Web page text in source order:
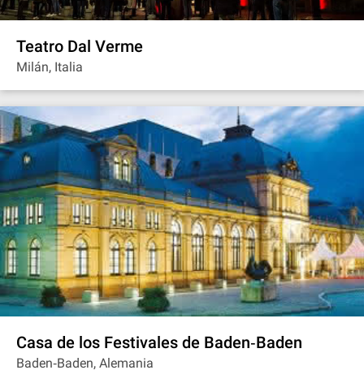
Teatro Dal Verme
Milán, Italia
Casa de los Festivales de Baden‐Baden
Baden‐Baden, Alemania